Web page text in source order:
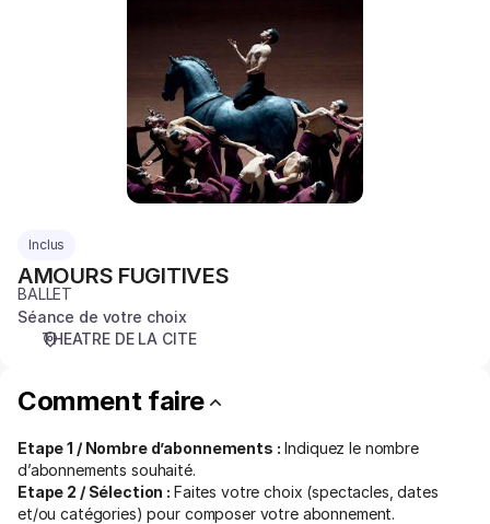
Inclus
AMOURS FUGITIVES
BALLET
Séance de votre choix
THEATRE DE LA CITE
Comment faire
Etape 1 / Nombre d’abonnements : Indiquez le nombre
d’abonnements souhaité.
Etape 2 / Sélection : Faites votre choix (spectacles, dates
et/ou catégories) pour composer votre abonnement.